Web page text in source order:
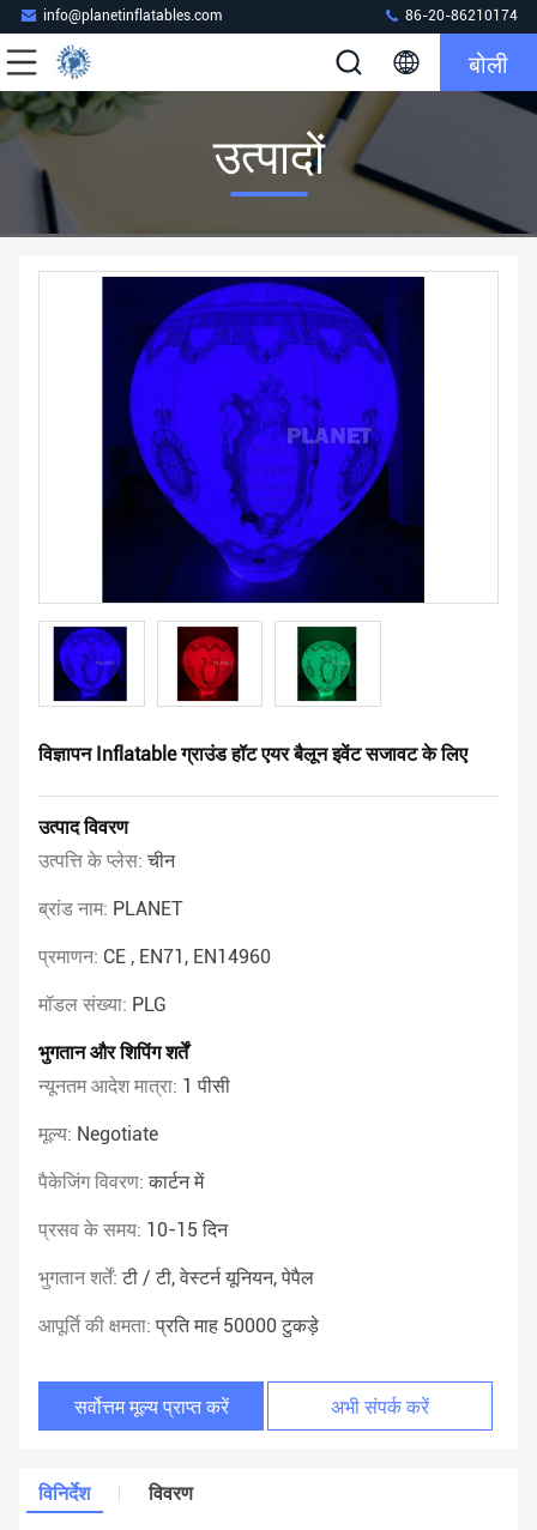
info@planetinflatables.com 86-20-86210174
बोली
उत्पादों
विज्ञापन Inflatable ग्राउंड हॉट एयर बैलून इवेंट सजावट के लिए
उत्पाद विवरण
उत्पत्ति के प्लेस:चीन
ब्रांड नाम: PLANET
प्रमाणन: CE , EN71, EN14960
मॉडल संख्या: PLG
भुगतान और शिपिंग शर्तें
न्यूनतम आदेश मात्रा: 1 पीसी
मूल्य: Negotiate
पैकेजिंग विवरण:कार्टन में
प्रसव के समय: 10-15 दिन
भुगतान शर्तें:टी / टी, वेस्टर्न यूनियन, पेपैल
आपूर्ति की क्षमता:प्रति माह 50000 टुकड़े
सर्वोत्तम मूल्य प्राप्त करें अभी संपर्क करें
विनिर्देश विवरण